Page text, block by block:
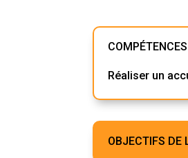
Réaliser un
OBJECTIFS DE